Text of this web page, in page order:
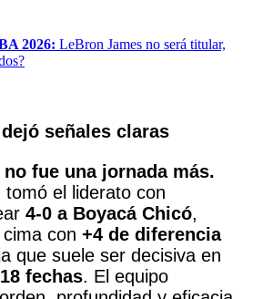
2026: LeBron James no será titular,
señales claras
fue una jornada más.
tomó el liderato con
4-0 a Boyacá Chicó,
con +4 de diferencia
que suele ser decisiva en
18 fechas. El equipo